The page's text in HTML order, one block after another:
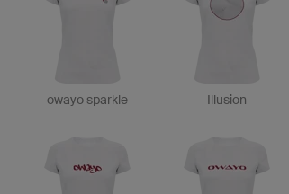
owayo sparkle Illusion